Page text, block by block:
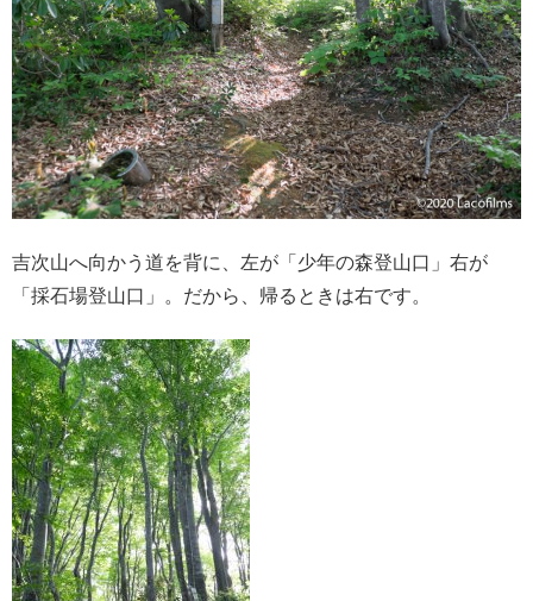
吉次山へ向かう道を背に、左が「少年の森登山口」右が
「採石場登山口」。だから、帰るときは右です。